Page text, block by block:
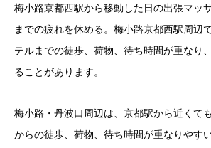
梅小路京都西駅から移動した日の出張マッ
までの疲れを休める。梅小路京都西駅周辺
テルまでの徒歩、荷物、待ち時間が重なり
ることがあります。
梅小路・丹波口周辺は、京都駅から近くて
からの徒歩、荷物、待ち時間が重なりやす